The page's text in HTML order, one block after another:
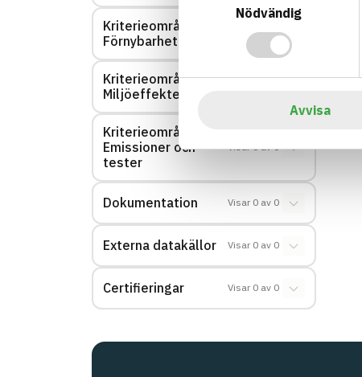
Nödvändig
Avvisa
Kriterieområde:
Förnybarhet
0 av 0
Kriterieområde:
Miljöeffekter – EPD
Kriterieområde:
Emissioner och
tester
Visar 0 av 0
Dokumentation Visar 0 av 0
Externa datakällor Visar 0 av 0
Certifieringar Visar 0 av 0